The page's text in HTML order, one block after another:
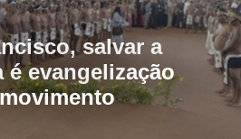
salvar a
é evangelização